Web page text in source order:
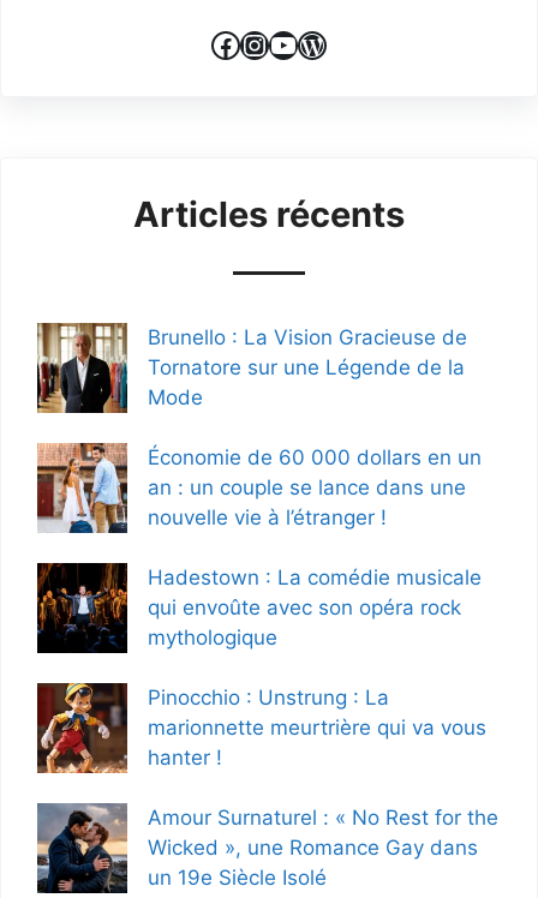
Facebook
Instagram
YouTube
WordPress
Articles récents
Brunello : La Vision Gracieuse de
Tornatore sur une Légende de la
Mode
Économie de 60 000 dollars en un
an : un couple se lance dans une
nouvelle vie à l’étranger !
Hadestown : La comédie musicale
qui envoûte avec son opéra rock
mythologique
Pinocchio : Unstrung : La
marionnette meurtrière qui va vous
hanter !
Amour Surnaturel : « No Rest for the
Wicked », une Romance Gay dans
un 19e Siècle Isolé